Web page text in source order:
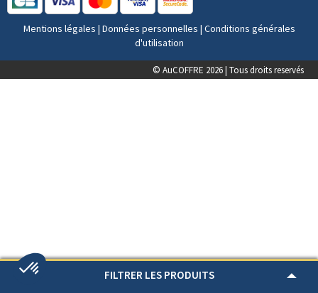
FILTRER LES PRODUITS
Mentions légales | Données personnelles | Conditions générales
d'utilisation
© AuCOFFRE 2026 | Tous droits reservés